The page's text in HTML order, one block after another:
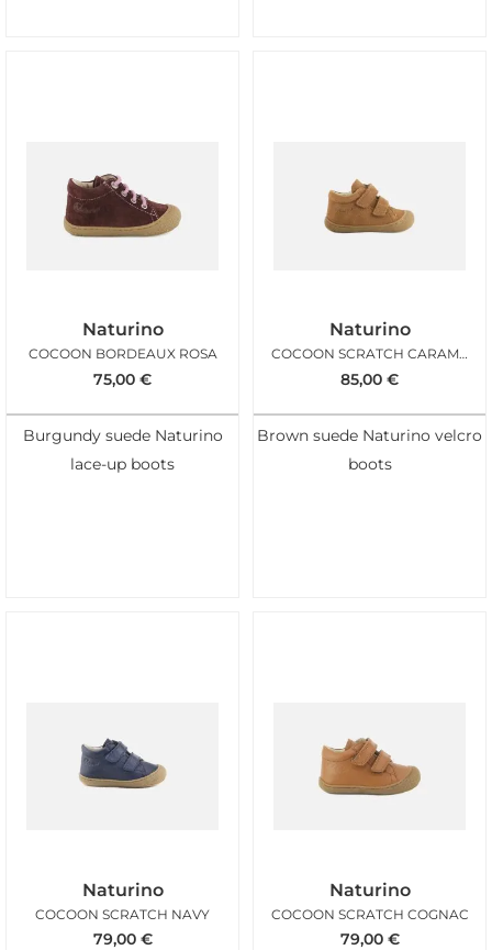
Naturino
COCOON BORDEAUX ROSA
75,00 €
Burgundy suede Naturino
lace-up boots
Naturino
COCOON SCRATCH CARAMEL
85,00 €
Brown suede Naturino velcro
boots
Naturino
COCOON SCRATCH NAVY
79,00 €
Naturino
COCOON SCRATCH COGNAC
79,00 €